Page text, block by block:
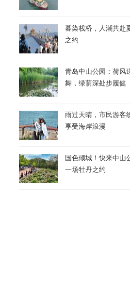
暮染栈桥，人潮共赴
之约
青岛中山公园：荷风
舞，绿荫深处步履健
雨过天晴，市民游客
享受海岸浪漫
国色倾城！快来中山
一场牡丹之约